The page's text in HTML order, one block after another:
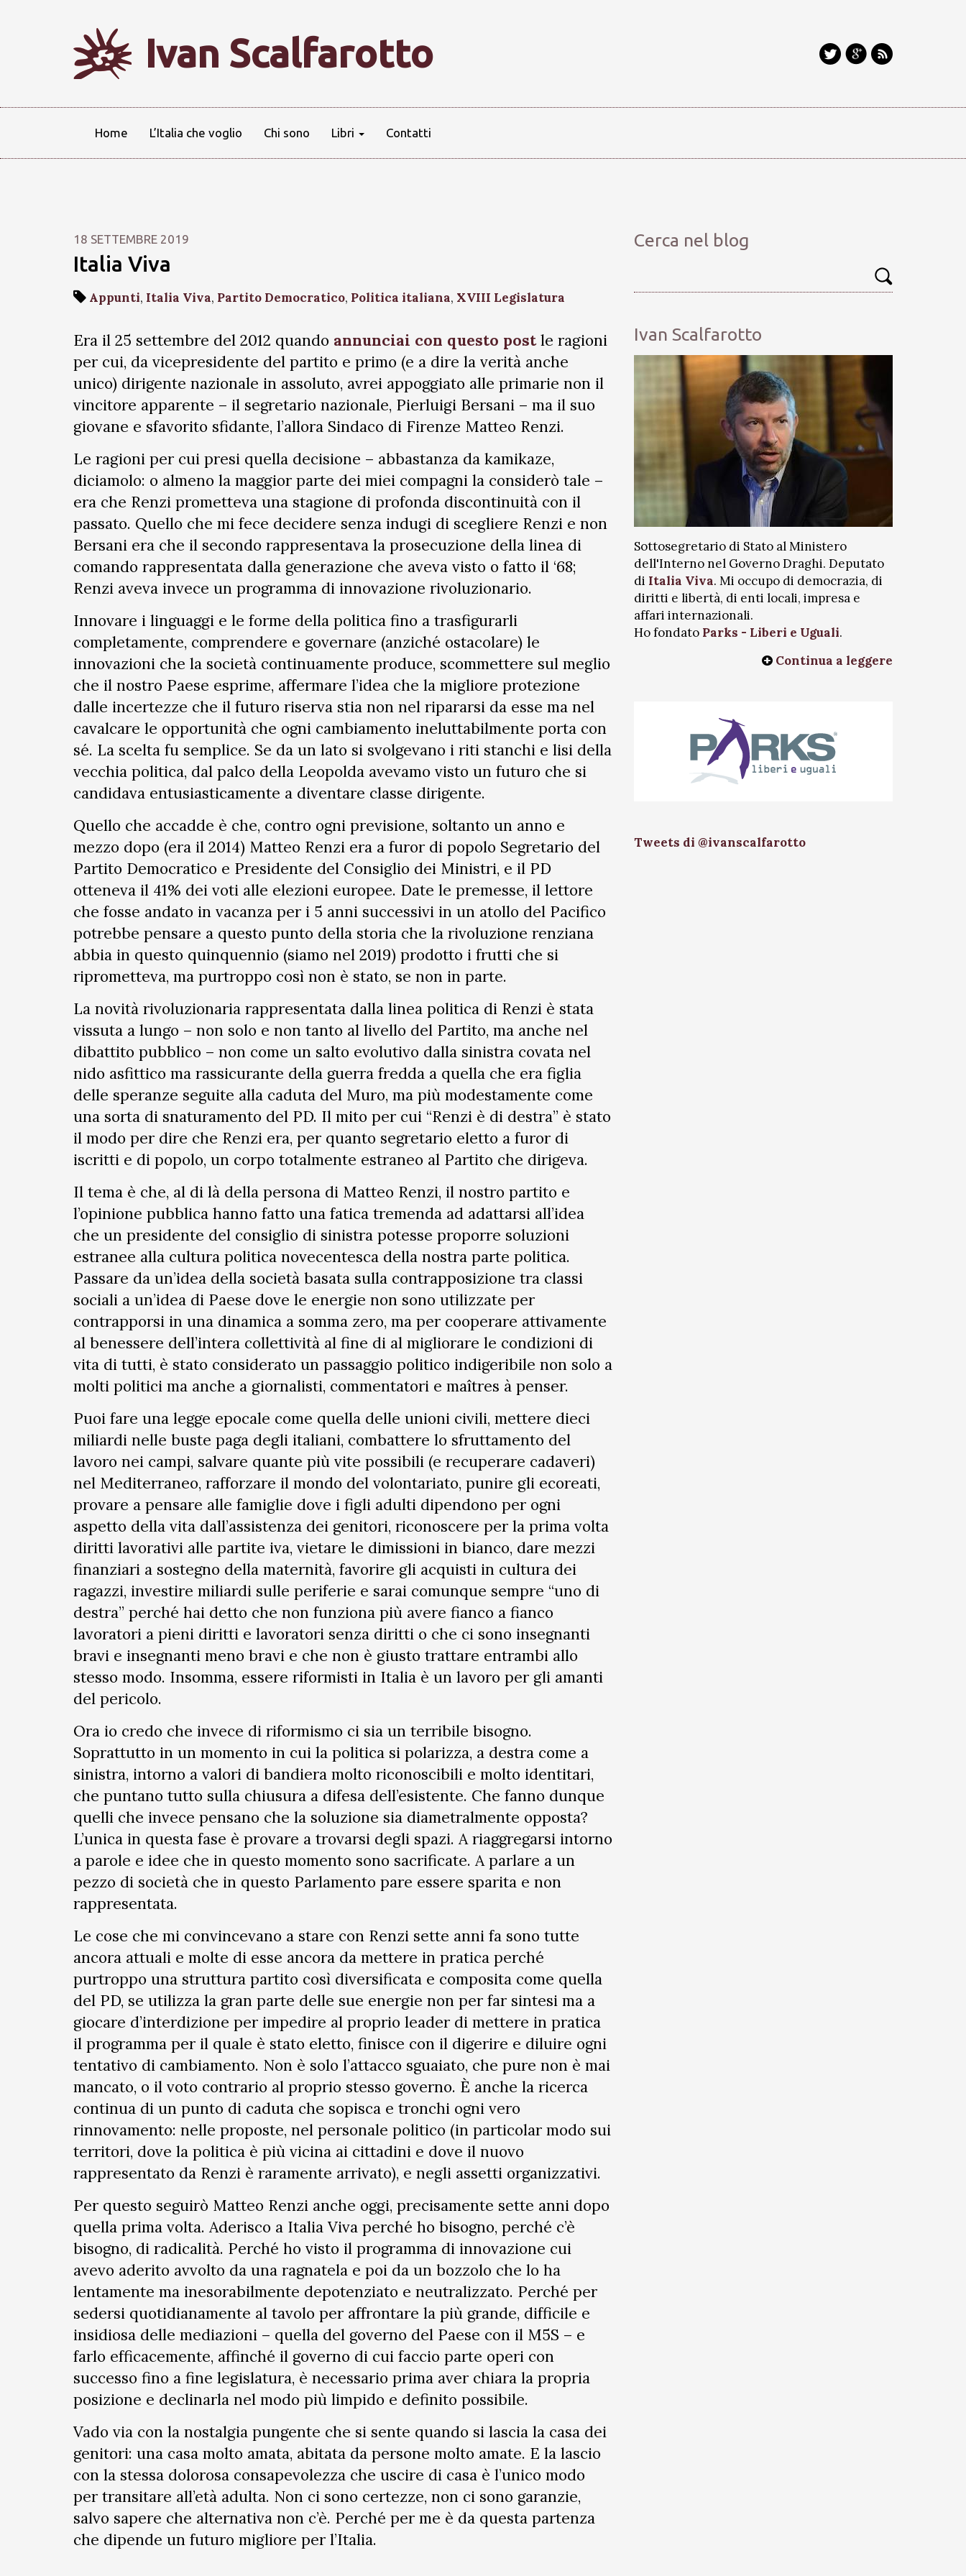
Ivan Scalfarotto
Home L’Italia che voglio Chi sono Libri Contatti
18 SETTEMBRE 2019
Italia Viva
Appunti, Italia Viva, Partito Democratico, Politica italiana, XVIII Legislatura
Era il 25 settembre del 2012 quando annunciai con questo postle ragioni
per cui, da vicepresidente del partito e primo (e a dire la verità anche
unico) dirigente nazionale in assoluto, avrei appoggiato alle primarie non il
vincitore apparente – il segretario nazionale, Pierluigi Bersani – ma il suo
giovane e sfavorito sfidante, l’allora Sindaco di Firenze Matteo Renzi.
Le ragioni per cui presi quella decisione – abbastanza da kamikaze,
diciamolo: o almeno la maggior parte dei miei compagni la considerò tale –
era che Renzi prometteva una stagione di profonda discontinuità con il
passato. Quello che mi fece decidere senza indugi di scegliere Renzi e non
Bersani era che il secondo rappresentava la prosecuzione della linea di
comando rappresentata dalla generazione che aveva visto o fatto il ‘68;
Renzi aveva invece un programma di innovazione rivoluzionario.
Innovare i linguaggi e le forme della politica fino a trasfigurarli
completamente, comprendere e governare (anziché ostacolare) le
innovazioni che la società continuamente produce, scommettere sul meglio
che il nostro Paese esprime, affermare l’idea che la migliore protezione
dalle incertezze che il futuro riserva stia non nel ripararsi da esse ma nel
cavalcare le opportunità che ogni cambiamento ineluttabilmente porta con
sé. La scelta fu semplice. Se da un lato si svolgevano i riti stanchi e lisi della
vecchia politica, dal palco della Leopolda avevamo visto un futuro che si
candidava entusiasticamente a diventare classe dirigente.
Quello che accadde è che, contro ogni previsione, soltanto un anno e
mezzo dopo (era il 2014) Matteo Renzi era a furor di popolo Segretario del
Partito Democratico e Presidente del Consiglio dei Ministri, e il PD
otteneva il 41% dei voti alle elezioni europee. Date le premesse, il lettore
che fosse andato in vacanza per i 5 anni successivi in un atollo del Pacifico
potrebbe pensare a questo punto della storia che la rivoluzione renziana
abbia in questo quinquennio (siamo nel 2019) prodotto i frutti che si
riprometteva, ma purtroppo così non è stato, se non in parte.
La novità rivoluzionaria rappresentata dalla linea politica di Renzi è stata
vissuta a lungo – non solo e non tanto al livello del Partito, ma anche nel
dibattito pubblico – non come un salto evolutivo dalla sinistra covata nel
nido asfittico ma rassicurante della guerra fredda a quella che era figlia
delle speranze seguite alla caduta del Muro, ma più modestamente come
una sorta di snaturamento del PD. Il mito per cui “Renzi è di destra” è stato
il modo per dire che Renzi era, per quanto segretario eletto a furor di
iscritti e di popolo, un corpo totalmente estraneo al Partito che dirigeva.
Il tema è che, al di là della persona di Matteo Renzi, il nostro partito e
l’opinione pubblica hanno fatto una fatica tremenda ad adattarsi all’idea
che un presidente del consiglio di sinistra potesse proporre soluzioni
estranee alla cultura politica novecentesca della nostra parte politica.
Passare da un’idea della società basata sulla contrapposizione tra classi
sociali a un’idea di Paese dove le energie non sono utilizzate per
contrapporsi in una dinamica a somma zero, ma per cooperare attivamente
al benessere dell’intera collettività al fine di al migliorare le condizioni di
vita di tutti, è stato considerato un passaggio politico indigeribile non solo a
molti politici ma anche a giornalisti, commentatori e maîtres à penser.
Puoi fare una legge epocale come quella delle unioni civili, mettere dieci
miliardi nelle buste paga degli italiani, combattere lo sfruttamento del
lavoro nei campi, salvare quante più vite possibili (e recuperare cadaveri)
nel Mediterraneo, rafforzare il mondo del volontariato, punire gli ecoreati,
provare a pensare alle famiglie dove i figli adulti dipendono per ogni
aspetto della vita dall’assistenza dei genitori, riconoscere per la prima volta
diritti lavorativi alle partite iva, vietare le dimissioni in bianco, dare mezzi
finanziari a sostegno della maternità, favorire gli acquisti in cultura dei
ragazzi, investire miliardi sulle periferie e sarai comunque sempre “uno di
destra” perché hai detto che non funziona più avere fianco a fianco
lavoratori a pieni diritti e lavoratori senza diritti o che ci sono insegnanti
bravi e insegnanti meno bravi e che non è giusto trattare entrambi allo
stesso modo. Insomma, essere riformisti in Italia è un lavoro per gli amanti
del pericolo.
Ora io credo che invece di riformismo ci sia un terribile bisogno.
Soprattutto in un momento in cui la politica si polarizza, a destra come a
sinistra, intorno a valori di bandiera molto riconoscibili e molto identitari,
che puntano tutto sulla chiusura a difesa dell’esistente. Che fanno dunque
quelli che invece pensano che la soluzione sia diametralmente opposta?
L’unica in questa fase è provare a trovarsi degli spazi. A riaggregarsi intorno
a parole e idee che in questo momento sono sacrificate. A parlare a un
pezzo di società che in questo Parlamento pare essere sparita e non
rappresentata.
Le cose che mi convincevano a stare con Renzi sette anni fa sono tutte
ancora attuali e molte di esse ancora da mettere in pratica perché
purtroppo una struttura partito così diversificata e composita come quella
del PD, se utilizza la gran parte delle sue energie non per far sintesi ma a
giocare d’interdizione per impedire al proprio leader di mettere in pratica
il programma per il quale è stato eletto, finisce con il digerire e diluire ogni
tentativo di cambiamento. Non è solo l’attacco sguaiato, che pure non è mai
mancato, o il voto contrario al proprio stesso governo. È anche la ricerca
continua di un punto di caduta che sopisca e tronchi ogni vero
rinnovamento: nelle proposte, nel personale politico (in particolar modo sui
territori, dove la politica è più vicina ai cittadini e dove il nuovo
rappresentato da Renzi è raramente arrivato), e negli assetti organizzativi.
Per questo seguirò Matteo Renzi anche oggi, precisamente sette anni dopo
quella prima volta. Aderisco a Italia Viva perché ho bisogno, perché c’è
bisogno, di radicalità. Perché ho visto il programma di innovazione cui
avevo aderito avvolto da una ragnatela e poi da un bozzolo che lo ha
lentamente ma inesorabilmente depotenziato e neutralizzato. Perché per
sedersi quotidianamente al tavolo per affrontare la più grande, difficile e
insidiosa delle mediazioni – quella del governo del Paese con il M5S – e
farlo efficacemente, affinché il governo di cui faccio parte operi con
successo fino a fine legislatura, è necessario prima aver chiara la propria
posizione e declinarla nel modo più limpido e definito possibile.
Vado via con la nostalgia pungente che si sente quando si lascia la casa dei
genitori: una casa molto amata, abitata da persone molto amate. E la lascio
con la stessa dolorosa consapevolezza che uscire di casa è l’unico modo
per transitare all’età adulta. Non ci sono certezze, non ci sono garanzie,
salvo sapere che alternativa non c’è. Perché per me è da questa partenza
che dipende un futuro migliore per l’Italia.
Cerca nel blog
Ivan Scalfarotto
Sottosegretario di Stato al Ministero
dell'Interno nel Governo Draghi. Deputato
di Italia Viva. Mi occupo di democrazia, di
diritti e libertà, di enti locali, impresa e
affari internazionali.
Ho fondato Parks - Liberi e Uguali.
Continua a leggere
Tweets di @ivanscalfarotto